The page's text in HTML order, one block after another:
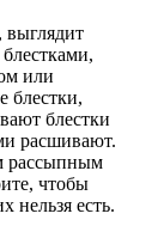
выглядит
или
блестки,
блестки
расшивают.
рассыпным
чтобы
нельзя есть.